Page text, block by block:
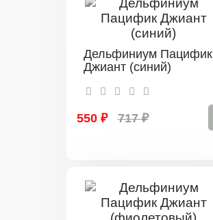
Дельфиниум Пацифик
Джиант (синий)
550 ₽ 717 ₽